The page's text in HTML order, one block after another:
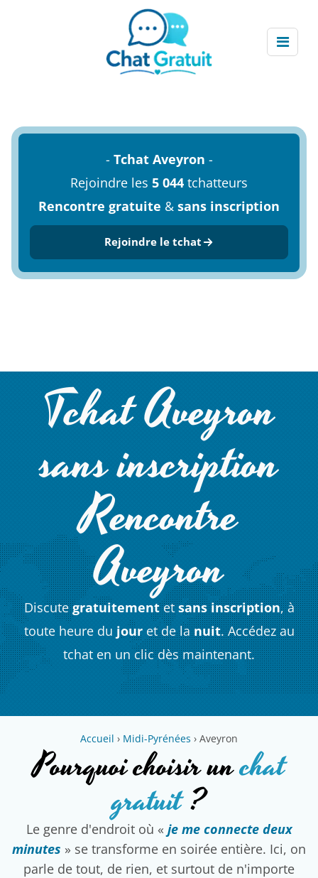
- Tchat Aveyron -
Rejoindre les 5 044 tchatteurs
Rencontre gratuite & sans inscription
Rejoindre le tchat
Tchat Aveyron
sans inscription
Rencontre
Aveyron
Discutegratuitementetsans inscription, à
toute heure du jouret de lanuit. Accédez au
tchat en un clic dès maintenant.
Accueil › Midi-Pyrénées › Aveyron
Pourquoi choisir unchat
gratuit?
Le genre d'endroit où « je me connecte deux
minutes » se transforme en soirée entière. Ici, on
parle de tout, de rien, et surtout de n'importe